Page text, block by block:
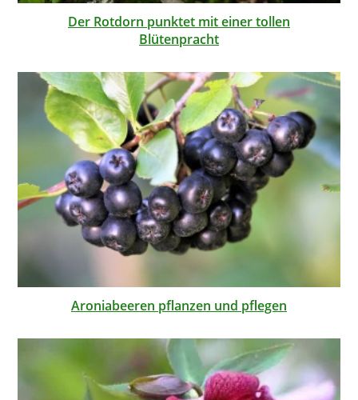
Der Rotdorn punktet mit einer tollen
Blütenpracht
Aroniabeeren pflanzen und pflegen